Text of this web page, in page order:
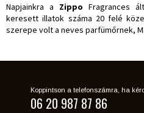
Napjainkra a Zippo Fragrances
keresett illatok száma 20 felé
szerepe volt a neves parfümőrnek,
Koppintson a telefonszámra, ha
06 20 987 87 86